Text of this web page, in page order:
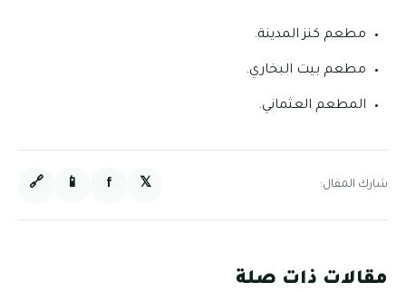
مطعم كنز المدينة.
مطعم بيت البخاري.
المطعم العثماني.
شارك المقال: 𝕏
f
📱
🔗
مقالات ذات صلة